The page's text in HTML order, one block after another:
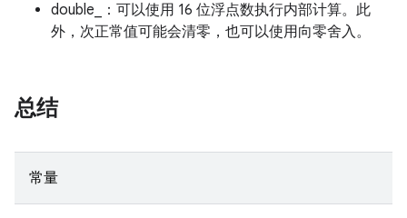
double_：可以使用 16 位浮点数执行内部计算。此
外，次正常值可能会清零，也可以使用向零舍入。
总结
常量